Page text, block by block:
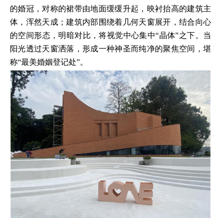
的婚冠，对称的裙带由地面缓缓升起，映衬抬高的建筑主
体，浑然天成；建筑内部围绕着几何天窗展开，结合向心
的空间形态，明暗对比，将视觉中心集中“晶体”之下。当
阳光透过天窗洒落，形成一种神圣而纯净的聚焦空间，堪
称“最美婚姻登记处”。